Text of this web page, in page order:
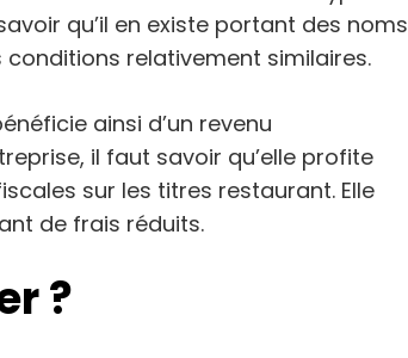
qu’il en existe portant des noms
relativement similaires.
ainsi d’un revenu
il faut savoir qu’elle profite
sur les titres restaurant. Elle
de frais réduits.
?